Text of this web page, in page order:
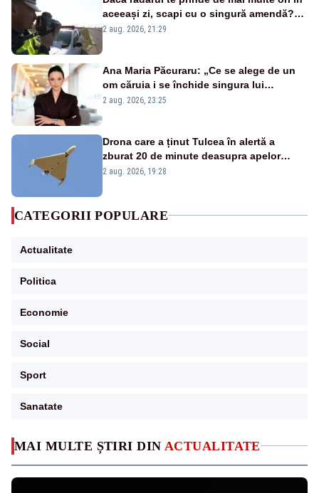
MAI MULTE ȘTIRI DIN ACTUALITATE
aceeași zi, scapi cu o singură amendă?
Ce spune legea
2 aug. 2026, 21:29
Ana Maria Păcuraru: „Ce se alege de un
om căruia i se închide singura lui
portiță?”
2 aug. 2026, 23:25
Drona care a ținut Tulcea în alertă a
zburat 20 de minute deasupra apelor
României. Au fost ridicate două F-16
2 aug. 2026, 19:28
CATEGORII POPULARE
Actualitate
Politica
Economie
Social
Sport
Sanatate